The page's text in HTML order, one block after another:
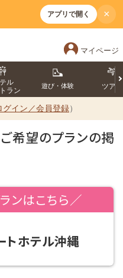
アプリで開く ×
マイページ
ル
ラン
遊び・体験 ツアー
グイン／会員登録）
希望のプランの掲
ンはこちら／
トホテル沖縄